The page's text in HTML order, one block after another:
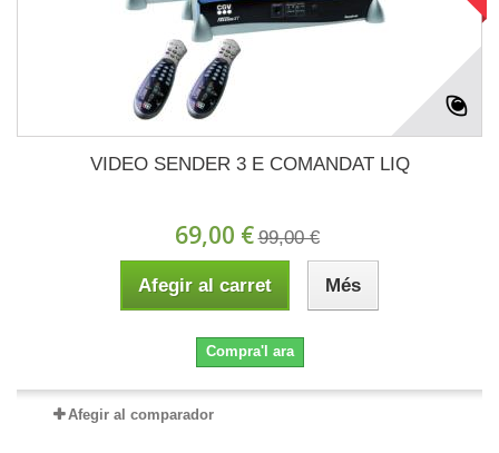
VIDEO SENDER 3 E COMANDAT LIQ
69,00 € 99,00 €
Afegir al carret Més
Compra'l ara
Afegir al comparador